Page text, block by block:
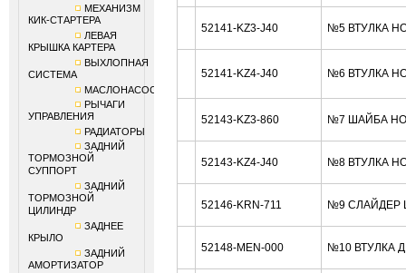
МЕХАНИЗМ
КИК-СТАРТЕРА
ЛЕВАЯ
КРЫШКА КАРТЕРА
ВЫХЛОПНАЯ
СИСТЕМА
МАСЛОНАСОС
РЫЧАГИ
УПРАВЛЕНИЯ
РАДИАТОРЫ
ЗАДНИЙ
ТОРМОЗНОЙ
СУППОРТ
ЗАДНИЙ
ТОРМОЗНОЙ
ЦИЛИНДР
ЗАДНЕЕ
КРЫЛО
ЗАДНИЙ
АМОРТИЗАТОР
52141-KZ3-J40 №5 ВТУЛКА
52141-KZ4-J40 №6 ВТУЛКА
52143-KZ3-860 №7 ШАЙБА
52143-KZ4-J40 №8 ВТУЛКА
52146-KRN-711 №9 СЛАЙДЕР
52148-MEN-000 №10 ВТУЛКА